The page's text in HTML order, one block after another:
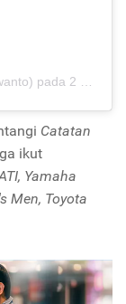
pada 2 Sep 2019 jam 4:54 PDT
Catatan
ikut
Yamaha
Men, Toyota